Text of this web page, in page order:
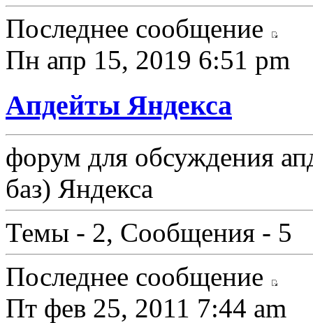
Последнее сообщение
Пн апр 15, 2019 6:51 pm
Апдейты Яндекса
форум для обсуждения
баз) Яндекса
Темы - 2, Сообщения - 5
Последнее сообщение
Пт фев 25, 2011 7:44 am